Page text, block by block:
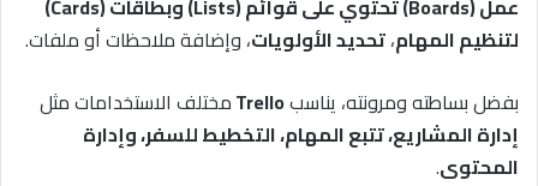
لتنظيم المهام،تحديد الأولويات، وإضافة ملاحظات أو ملفات.
بفضل بساطته ومرونته، يناسبTrelloمختلف الاستخدامات مثل
إدارة المشاريع، تتبع المهام، التخطيط للسفر، وإدارة
المحتوى.